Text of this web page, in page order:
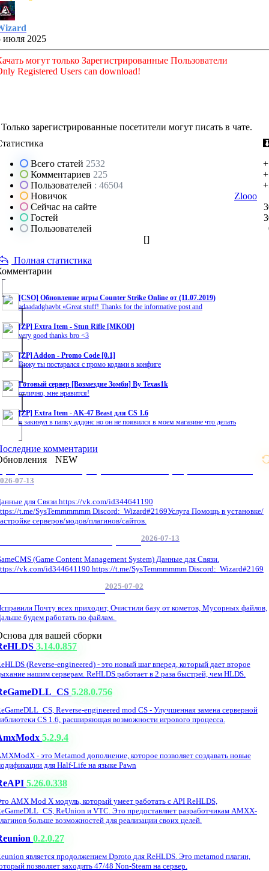
июля 2025
могут только Зарегистрированные Пользователи
Registered Users can download!
Только зарегистрированные посетители могут писать в чате.
Всего статей 2532
Комментариев 225
Пользователей : 46504
Новичок
Zlooo
Сейчас на сайте
Гостей
Пользователей
[]
Полная статистика
[CSO] Обновление игры Counter Strike Online от (11.07.2019)
adaadadghavbt «Great stuff! Thanks for the informative post and
[ZP] Extra Item - Stun Rifle [MKOD]
very good thanks bro <3
[ZP] Addon - Promo Code [0.1]
Вижу ты постарался с промо кодами в конфиге
Готовый сервер [Возмездие Зомби] By Texas1k
отлично, мне нравится!
[ZP] Extra Item - AK-47 Beast для CS 1.6
я закинул в папку аддонс но он не появился в моем магазине что делать
комментарии
NEW
07-13
для Связи.https://vk.com/id344641190
t.me/SysTemmmmmm Discord: Wizard#2169Услуга Помощь в установке/
серверов/модов/плагинов/сайтов.
2026-07-13
(Game Content Management System) Данные для Связи.
vk.com/id344641190 https://t.me/SysTemmmmmm Discord: Wizard#2169
2025-07-02
Почту всех приходит, Очистили базу от кометов, Мусорных файлов,
будем работать по файлам.
для вашей сборки
3.14.0.857
(Reverse-engineered) - это новый шаг вперед, который дает второе
нашим серверам. ReHLDS работает в 2 раза быстрей, чем HLDS.
5.28.0.756
Reverse-engineered mod CS - Улучшенная замена серверной
CS 1.6, расширяющая возможности игрового процесса.
5.2.9.4
- это Metamod дополнение, которое позволяет создавать новые
для Half-Life на языке Pawn
5.26.0.338
AMX Mod X модуль, который умеет работать с API ReHLDS,
ReUnion и VTC. Это предоставляет разработчикам AMXX-
больше возможностей для реализации своих целей.
0.2.0.27
является продолжением Dproto для ReHLDS. Это metamod плагин,
позволяет заходить 47/48 Non-Steam на сервер.